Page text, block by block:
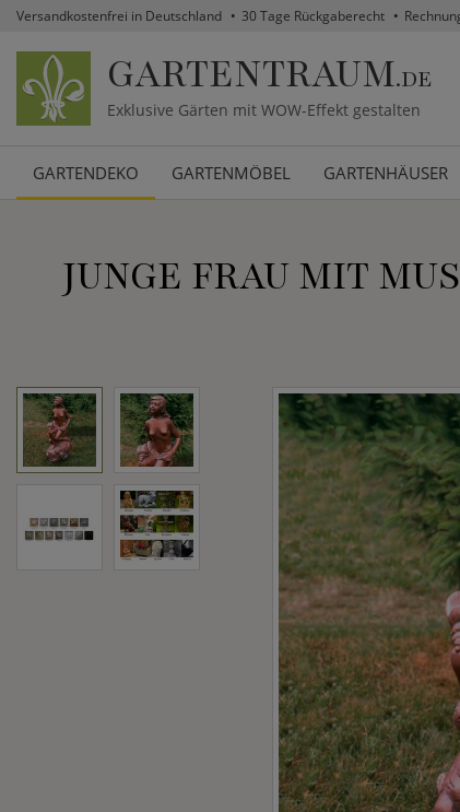
Versandkostenfrei in Deutschland 30 Tage Rückgaberecht
GARTENTRAUM.DE
Exklusive Gärten mit WOW-Effekt gestalten
GARTENDEKO GARTENMÖBEL GARTENHÄUSER
JUNGE FRAU MIT